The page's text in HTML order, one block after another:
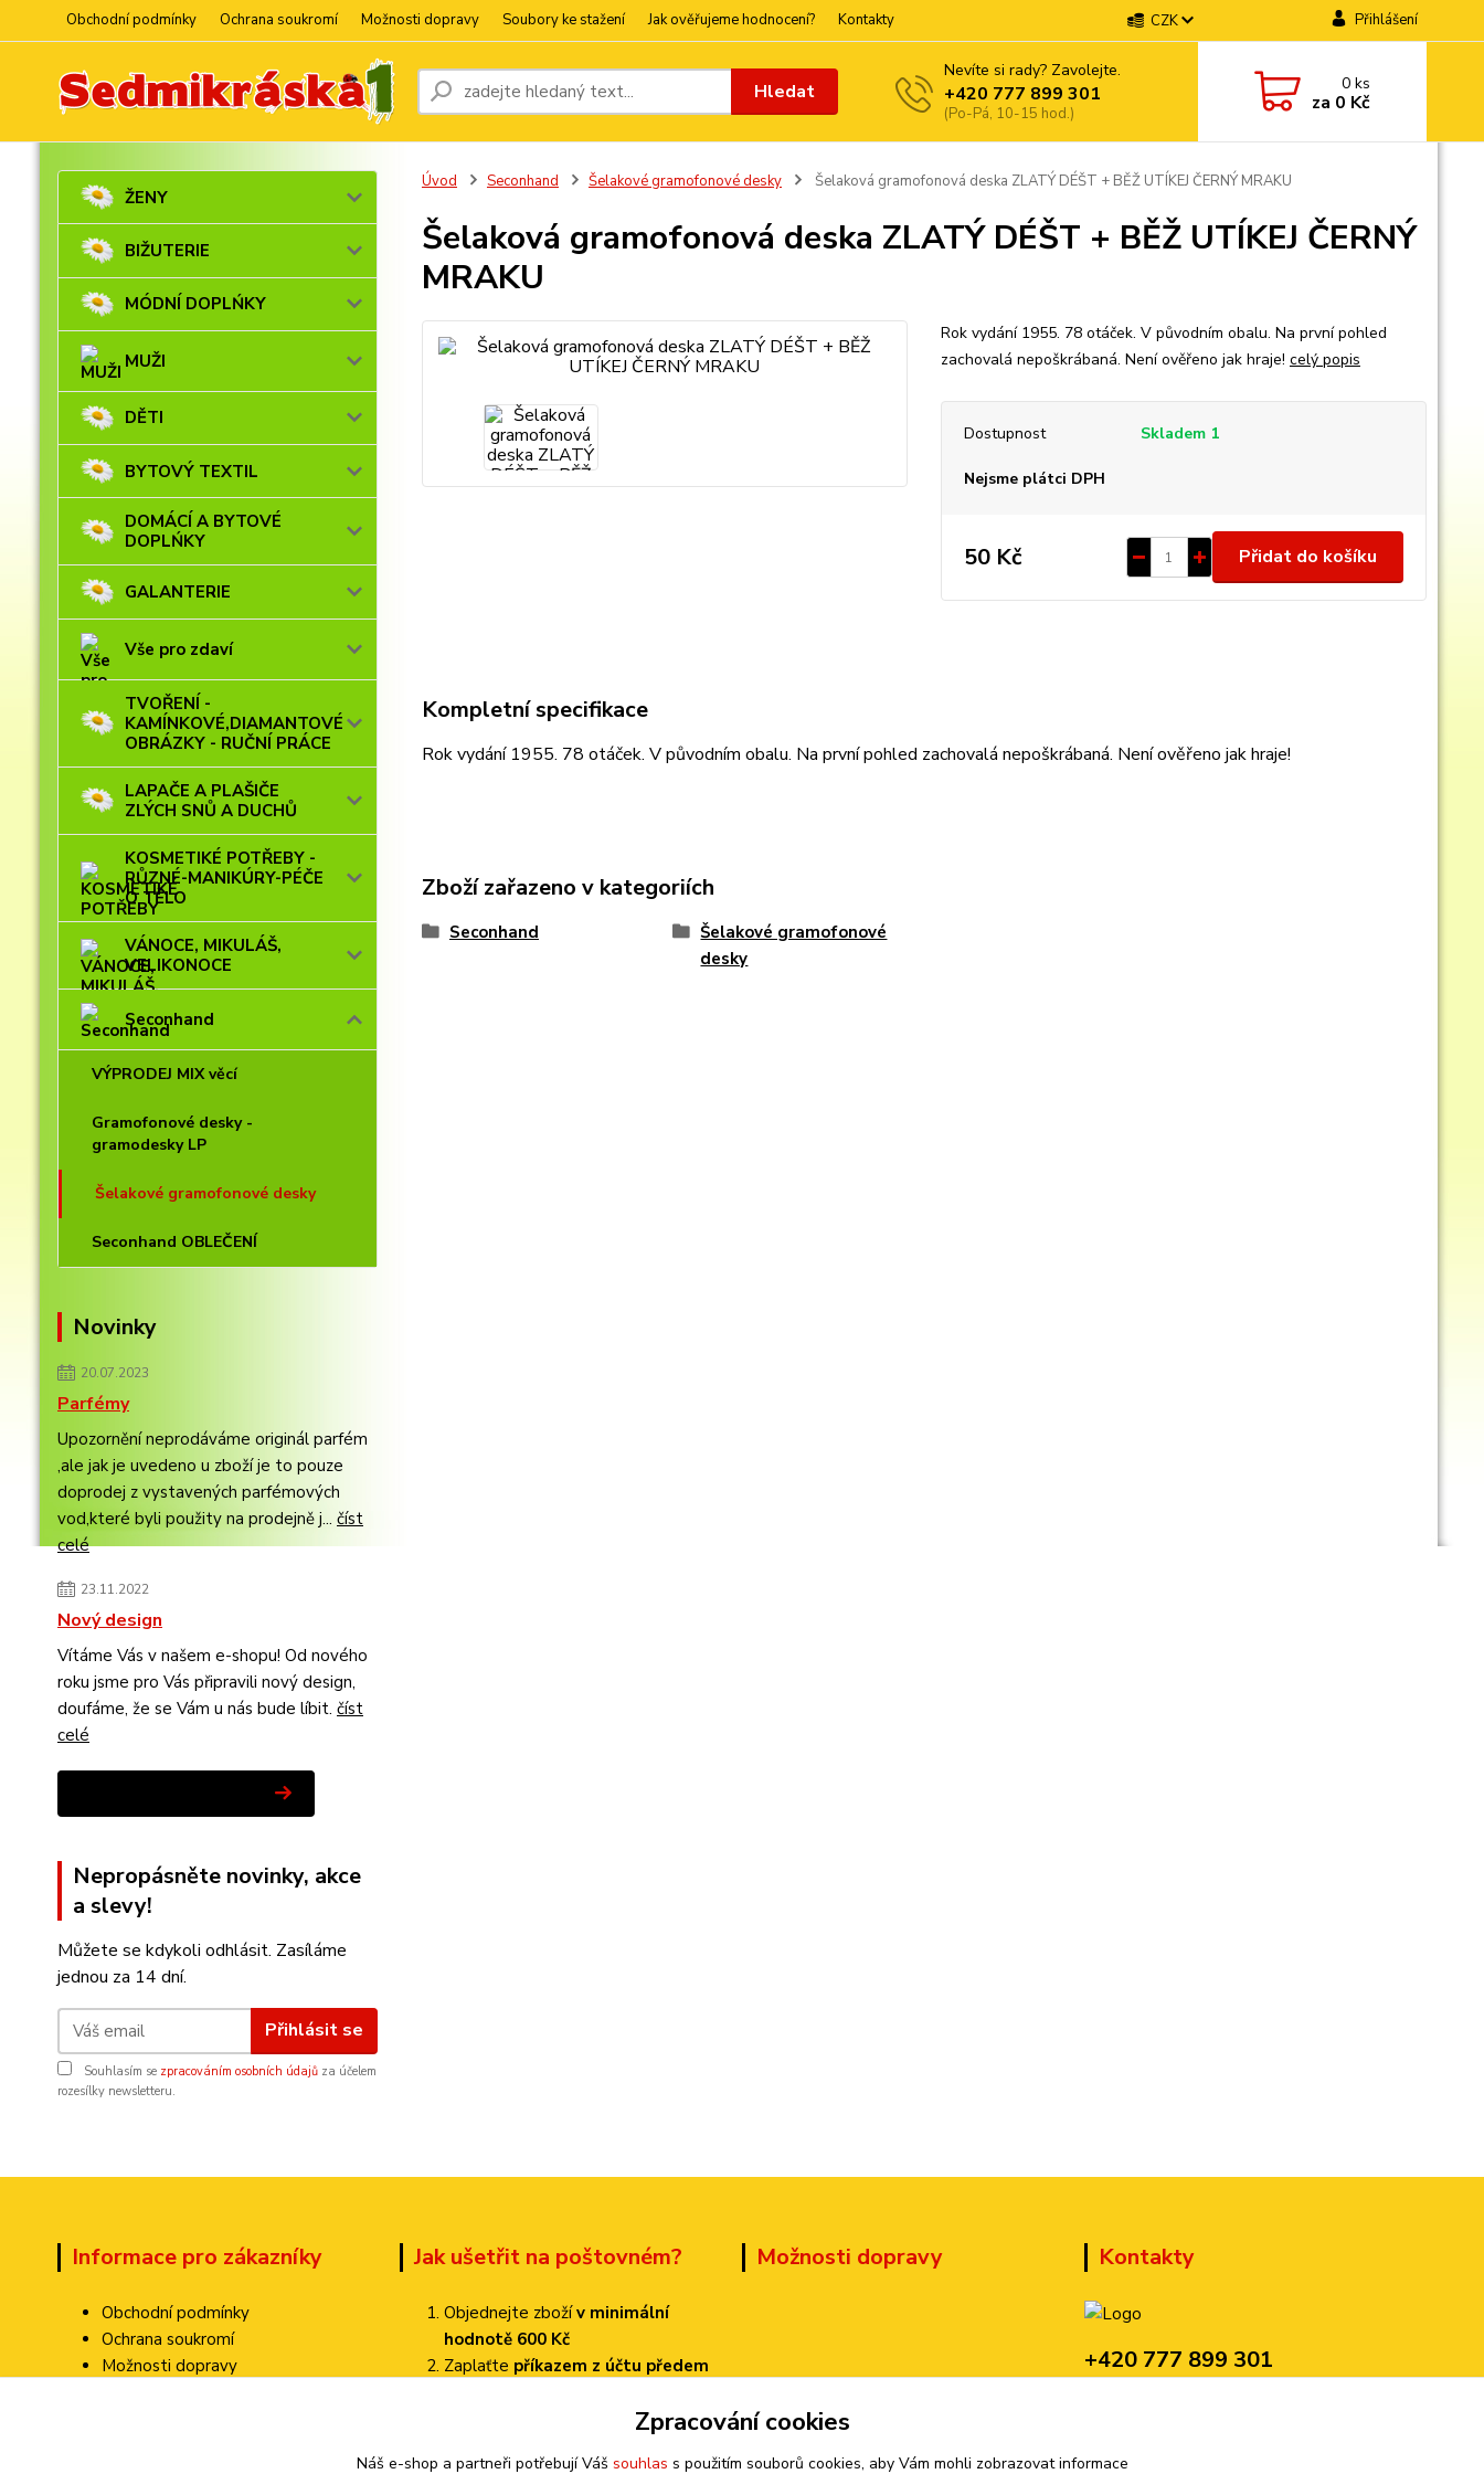
Obchodní podmínky Ochrana soukromí Možnosti dopravy Soubory ke stažení Jak ověřujeme hodnocení? Kontakty CZK Přihlášení
Hledat
Nevíte si rady? Zavolejte.
+420 777 899 301
(Po-Pá, 10-15 hod.)
0ks
za 0 Kč
ŽENY
BIŽUTERIE
MÓDNÍ DOPLŃKY
MUŽI
DĚTI
BYTOVÝ TEXTIL
DOMÁCÍ A BYTOVÉ
DOPLŃKY
GALANTERIE
Vše pro zdaví
TVOŘENÍ -
KAMÍNKOVÉ,DIAMANTOVÉ
OBRÁZKY - RUČNÍ PRÁCE
LAPAČE A PLAŠIČE
ZLÝCH SNŮ A DUCHŮ
KOSMETIKÉ POTŘEBY -
RŮZNÉ-MANIKÚRY-PÉČE
O TĚLO
VÁNOCE, MIKULÁŠ,
VELIKONOCE
Seconhand
VÝPRODEJ MIX věcí
Gramofonové desky -
gramodesky LP
Šelakové gramofonové desky
Seconhand OBLEČENÍ
Novinky
20.07.2023
Parfémy
Upozornění neprodáváme originál parfém
,ale jak je uvedeno u zboží je to pouze
doprodej z vystavených parfémových
vod,které byli použity na prodejně j... číst
celé
23.11.2022
Nový design
Vítáme Vás v našem e-shopu! Od nového
roku jsme pro Vás připravili nový design,
doufáme, že se Vám u nás bude líbit. číst
celé
Nepropásněte novinky, akce
a slevy!
Můžete se kdykoli odhlásit. Zasíláme
jednou za 14 dní.
Přihlásit se
Souhlasím se zpracováním osobních údajů za účelem
rozesílky newsletteru.
Úvod Seconhand Šelakové gramofonové desky Šelaková gramofonová deska ZLATÝ DÉŠT + BĚŽ UTÍKEJ ČERNÝ MRAKU
Šelaková gramofonová deska ZLATÝ DÉŠT + BĚŽ UTÍKEJ ČERNÝ
MRAKU
Rok vydání 1955. 78 otáček. V původním obalu. Na první pohled
zachovalá nepoškrábaná. Není ověřeno jak hraje! celý popis
Dostupnost Skladem 1
Nejsme plátci DPH
50 Kč Přidat do košíku
Kompletní specifikace
Rok vydání 1955. 78 otáček. V původním obalu. Na první pohled zachovalá nepoškrábaná. Není ověřeno jak hraje!
Zboží zařazeno v kategoriích
Seconhand
Šelakové gramofonové
desky
Informace pro zákazníky
Obchodní podmínky
Ochrana soukromí
Možnosti dopravy
Jak ušetřit na poštovném?
Objednejte zbožív minimální
hodnotě 600 Kč
Zaplaťte příkazem z účtu předem
pouze 70 Kč!
Možnosti dopravy Kontakty
+420 777 899 301
Zpracování cookies
Náš e-shop a partneři potřebují Váš souhlas s použitím souborů cookies, aby Vám mohli zobrazovat informace